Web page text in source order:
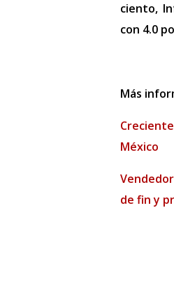
ciento,
con 4.0
Más
México
de fin y